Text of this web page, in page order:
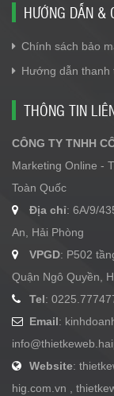
HƯỚNG DẪN &
Chính sách bảo
Hướng dẫn thanh
THÔNG TIN
CÔNG TY TNHH
Marketing Online -
Toàn Quốc
Địa chỉ: 6A/9/
An, Hải Phòng
VPGD: P502
Quận Ngô Quyền,
Tel:
Email:
Website:
hig.com.vn ,